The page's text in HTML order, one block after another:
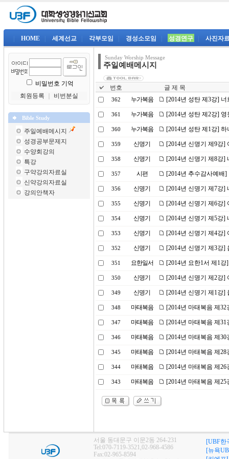
HOME 세계선교 각부모임 경성소모임 성경연구 사진자
비밀번호 기억
회원등록
비번분실
Bible Study
주일예배메시지
성경공부문제지
수양회강의
특강
구약강의자료실
신약강의자료실
강의안책자
Sunday Worship Message
주일예배메시지
번호 글 제 목
362 누가복음 [2014년 성탄 제3강]
361 누가복음 [2014년 성탄 제2강]
360 누가복음 [2014년 성탄 제1강]
359 신명기 [2014년 신명기 제9강]
358 신명기 [2014년 신명기 제8강]
357 시편 [2014년 추수감사예배
356 신명기 [2014년 신명기 제7강]
355 신명기 [2014년 신명기 제6강]
354 신명기 [2014년 신명기 제5강]
353 신명기 [2014년 신명기 제4강]
352 신명기 [2014년 신명기 제3강]
351 요한일서 [2014년 요한1서 제1
350 신명기 [2014년 신명기 제2강]
349 신명기 [2014년 신명기 제1강]
348 마태복음 [2014년 마태복음 제
347 마태복음 [2014년 마태복음 제
346 마태복음 [2014년 마태복음 제
345 마태복음 [2014년 마태복음 제
344 마태복음 [2014년 마태복음 제
343 마태복음 [2014년 마태복음 제
서울 동대문구 이문2동 264-231
Tel:070-7119-3521,02-968-4586
Fax:02-965-8594
[UBF한
[뉴욕